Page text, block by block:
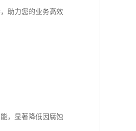
助力您的业务高效
，显著降低因腐蚀